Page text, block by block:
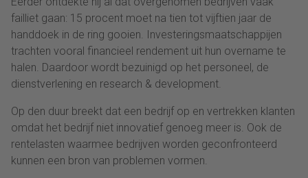
failliet gaan: 15 procent moet na tien tot vijftien jaar de
handdoek in de ring gooien. Investeringsmaatschappijen
trachten vooral financieel rendement uit hun overname te
halen. Daardoor wordt bezuinigd op het personeel, de
dienstverlening en research & development.
Op den duur breekt dat een bedrijf op en vertrekken klanten
omdat het bedrijf niet innovatief genoeg meer is. Ook de
rentelasten waarmee bedrijven worden geconfronteerd
kunnen een bron van problemen vormen.